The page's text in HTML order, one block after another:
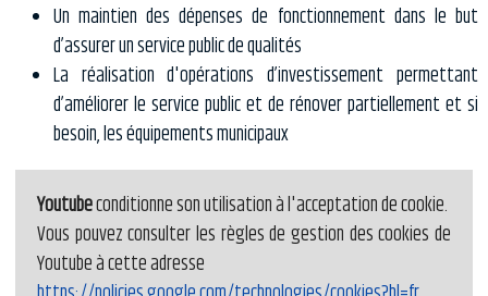
Un maintien des dépenses de fonctionnement dans le but
d’assurer un service public de qualités
La réalisation d'opérations d’investissement permettant
d’améliorer le service public et de rénover partiellement et si
besoin, les équipements municipaux
Youtubeconditionne son utilisation à l'acceptation de cookie.
Vous pouvez consulter les règles de gestion des cookies de
Youtube à cette adresse